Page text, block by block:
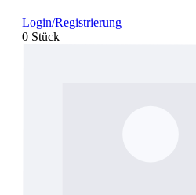
Login/Registrierung
0 Stück